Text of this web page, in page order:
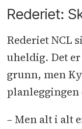
Rederiet:
Rederiet NCL
uheldig. Det
grunn, men
– Men alt i alt